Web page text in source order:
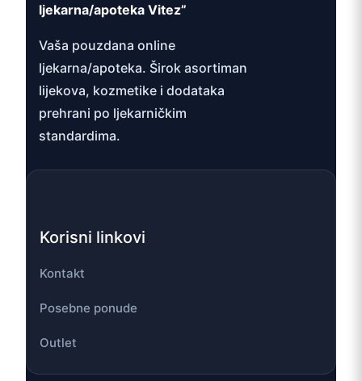
ljekarna/apoteka Vitez”
Vaša pouzdana online
ljekarna/apoteka. Širok asortiman
lijekova, kozmetike i dodataka
prehrani po ljekarničkim
standardima.
Korisni linkovi
Kontakt
Posebne ponude
Outlet